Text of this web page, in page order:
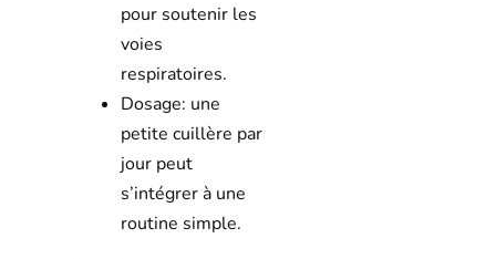
pour soutenir les
voies
respiratoires.
Dosage: une
petite cuillère par
jour peut
s’intégrer à une
routine simple.